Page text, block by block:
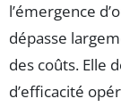
l’émergence
dépasse
des coûts. Elle
d’efficacité